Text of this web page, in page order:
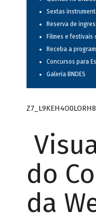
Sextas
Reserva de
Filmes e festivais
Receba a
Concursos para
Galeria BNDES
do
da